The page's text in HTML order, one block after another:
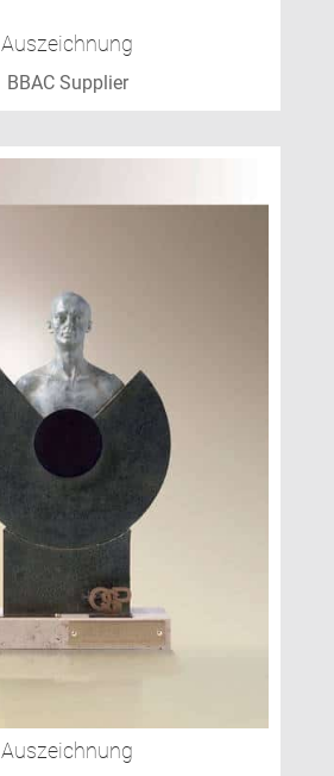
Auszeichnung
BBAC Supplier
Auszeichnung